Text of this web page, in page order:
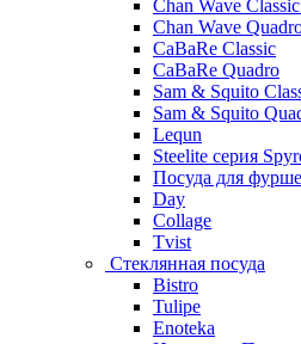
Chan Wave
Chan Wave
CaBaRe Classic
CaBaRe Quadro
Sam & Squito
Sam & Squito
Lequn
Steelite серия
Посуда для
Day
Collage
Tvist
Стеклянная посуда
Bistro
Tulipe
Enoteka